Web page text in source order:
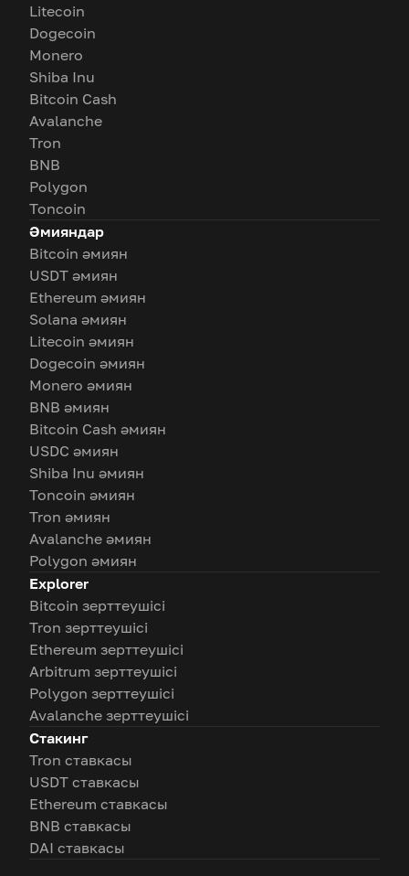
Litecoin
Dogecoin
Monero
Shiba Inu
Bitcoin Cash
Avalanche
Tron
BNB
Polygon
Toncoin
Әмияндар
Bitcoin әмиян
USDT әмиян
Ethereum әмиян
Solana әмиян
Litecoin әмиян
Dogecoin әмиян
Monero әмиян
BNB әмиян
Bitcoin Cash әмиян
USDC әмиян
Shiba Inu әмиян
Toncoin әмиян
Tron әмиян
Avalanche әмиян
Polygon әмиян
Explorer
Bitcoin зерттеушісі
Tron зерттеушісі
Ethereum зерттеушісі
Arbitrum зерттеушісі
Polygon зерттеушісі
Avalanche зерттеушісі
Стакинг
Tron ставкасы
USDT ставкасы
Ethereum ставкасы
BNB ставкасы
DAI ставкасы